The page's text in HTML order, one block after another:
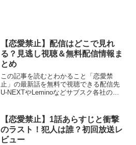
【恋愛禁止】配信はどこで見れ
る？見逃し視聴＆無料配信情報ま
とめ
この記事を読むとわかること「恋愛禁
止」の最新話を無料で視聴できる配信先
U-NEXTやLeminoなどサブスク各社の見
こで見られるのか気になりますよね。
「恋愛禁止」配信は...
【恋愛禁止】1話あらすじと衝撃
のラスト！犯人は誰？初回放送レ
ビュー